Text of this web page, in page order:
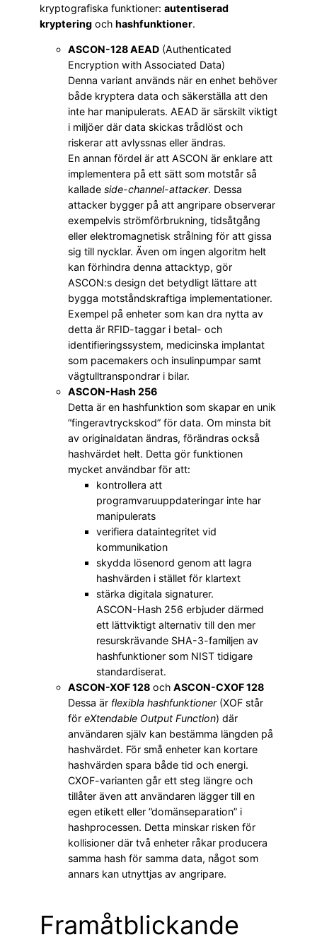
kryptografiska funktioner: autentiserad
kryptering och hashfunktioner.
ASCON-128 AEAD (Authenticated
Encryption with Associated Data)
Denna variant används när en enhet behöver
både kryptera data och säkerställa att den
inte har manipulerats. AEAD är särskilt viktigt
i miljöer där data skickas trådlöst och
riskerar att avlyssnas eller ändras.
En annan fördel är att ASCON är enklare att
implementera på ett sätt som motstår så
kallade side-channel-attacker. Dessa
attacker bygger på att angripare observerar
exempelvis strömförbrukning, tidsåtgång
eller elektromagnetisk strålning för att gissa
sig till nycklar. Även om ingen algoritm helt
kan förhindra denna attacktyp, gör
ASCON:s design det betydligt lättare att
bygga motståndskraftiga implementationer.
Exempel på enheter som kan dra nytta av
detta är RFID-taggar i betal- och
identifieringssystem, medicinska implantat
som pacemakers och insulinpumpar samt
vägtulltranspondrar i bilar.
ASCON-Hash 256
Detta är en hashfunktion som skapar en unik
”fingeravtryckskod” för data. Om minsta bit
av originaldatan ändras, förändras också
hashvärdet helt. Detta gör funktionen
mycket användbar för att:
kontrollera att
programvaruuppdateringar inte har
manipulerats
verifiera dataintegritet vid
kommunikation
skydda lösenord genom att lagra
hashvärden i stället för klartext
stärka digitala signaturer.
ASCON-Hash 256 erbjuder därmed
ett lättviktigt alternativ till den mer
resurskrävande SHA-3-familjen av
hashfunktioner som NIST tidigare
standardiserat.
ASCON-XOF 128 och ASCON-CXOF 128
Dessa är flexibla hashfunktioner(XOF står
för eXtendable Output Function) där
användaren själv kan bestämma längden på
hashvärdet. För små enheter kan kortare
hashvärden spara både tid och energi.
CXOF-varianten går ett steg längre och
tillåter även att användaren lägger till en
egen etikett eller ”domänseparation” i
hashprocessen. Detta minskar risken för
kollisioner där två enheter råkar producera
samma hash för samma data, något som
annars kan utnyttjas av angripare.
Framåtblickande